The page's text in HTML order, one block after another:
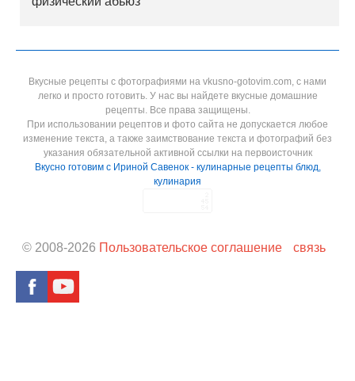
Вкусные рецепты с фотографиями на vkusno-gotovim.com, с нами
легко и просто готовить. У нас вы найдете вкусные домашние
рецепты. Все права защищены.
При использовании рецептов и фото сайта не допускается любое
изменение текста, а также заимствование текста и фотографий без
указания обязательной активной ссылки на первоисточник
Вкусно готовим с Ириной Савенок - кулинарные рецепты блюд,
кулинария
© 2008-2026 Пользовательское соглашение связь